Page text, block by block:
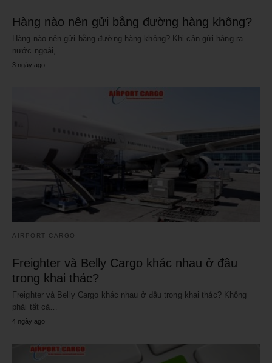
Hàng nào nên gửi bằng đường hàng không?
Hàng nào nên gửi bằng đường hàng không? Khi cần gửi hàng ra
nước ngoài,…
3 ngày ago
AIRPORT CARGO
Freighter và Belly Cargo khác nhau ở đâu
trong khai thác?
Freighter và Belly Cargo khác nhau ở đâu trong khai thác? Không
phải tất cả…
4 ngày ago